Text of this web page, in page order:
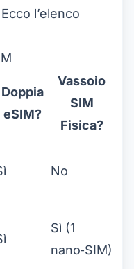
l’elenco
Doppia
eSIM?
Vassoio
SIM
Fisica?
No
Sì (1
nano‑SIM)